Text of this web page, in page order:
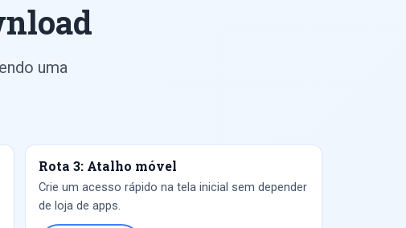
uma
Rota 3: Atalho móvel
Crie um acesso rápido na tela inicial sem depender
de loja de apps.